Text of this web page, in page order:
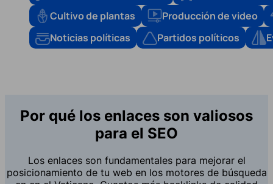
Cultivo de plantas
Producción de video
Noticias políticas
Partidos políticos
Por qué los enlaces son valiosos
para el SEO
Los enlaces son fundamentales para mejorar el
posicionamiento de tu web en los motores de búsqueda